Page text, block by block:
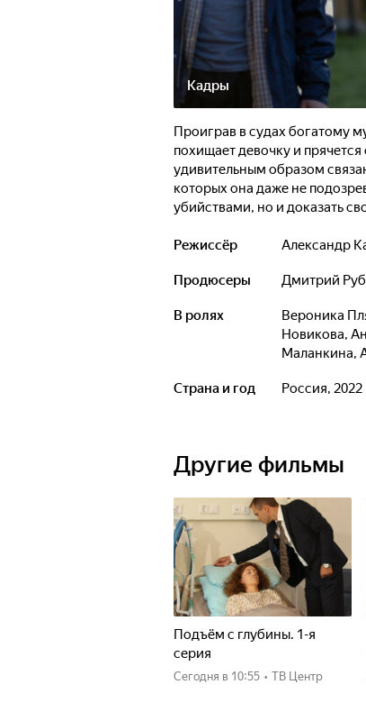
Кадры
Проиграв в судах богатому
похищает девочку и
удивительным образом
которых она даже не
убийствами, но и доказать
Режиссёр Александр
Продюсеры Дмитрий
В ролях Вероника
Новикова,
Маланкина,
Страна и год Россия, 2022
Другие фильмы
Подъём с глубины. 1-я
серия
Сегодня в 10:55 • ТВ Центр